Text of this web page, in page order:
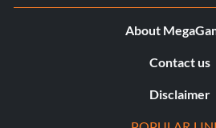
About
Contact us
Disclaimer